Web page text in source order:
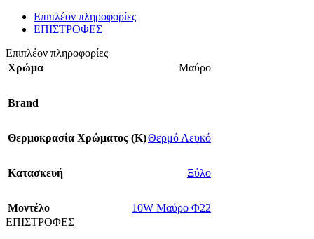
Επιπλέον πληροφορίες
ΕΠΙΣΤΡΟΦΕΣ
Επιπλέον πληροφορίες
Χρώμα
Μαύρο
Brand
Θερμοκρασία Χρώματος (Κ)Θερμό Λευκό
Κατασκευή Ξύλο
Mοντέλο
10W Μαύρο Φ22
ΕΠΙΣΤΡΟΦΕΣ